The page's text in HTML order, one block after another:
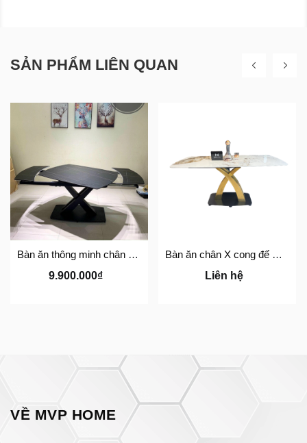
SẢN PHẨM LIÊN QUAN
Bàn ăn thông minh chân X - BATMX01
9.900.000₫
Bàn ăn chân X cong đế mạ vàng - BA15
Liên hệ
VỀ MVP HOME